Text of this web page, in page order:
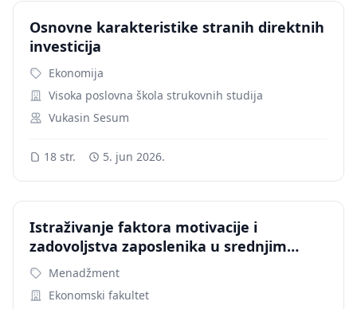
Osnovne karakteristike stranih direktnih
investicija
Ekonomija
Visoka poslovna škola strukovnih studija
Vukasin Sesum
18 str. 5. jun 2026.
Istraživanje faktora motivacije i
zadovoljstva zaposlenika u srednjim
preduzećima fbih
Menadžment
Ekonomski fakultet